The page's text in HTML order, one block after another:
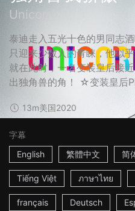
Unicorn
泰迪走入五光十色的男同志
只迎来少数人的青睐，他似
就在此时，一名变装皇后接
出独角兽的角！ ☆变装皇后
13m美国2020
字幕
English
繁體中文 简
Tiếng Việt ภาษาไทย
français Deutsch